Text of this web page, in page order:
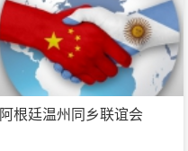
阿根廷温州同乡联谊会